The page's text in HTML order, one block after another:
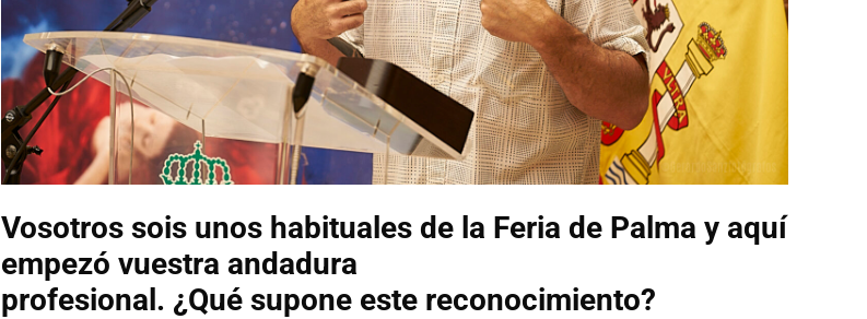
Vosotros sois unos habituales de la Feria de Palma y aquí
empezó vuestra andadura
profesional. ¿Qué supone este reconocimiento?